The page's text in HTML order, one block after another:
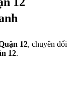
12, chuyên đổi
12.